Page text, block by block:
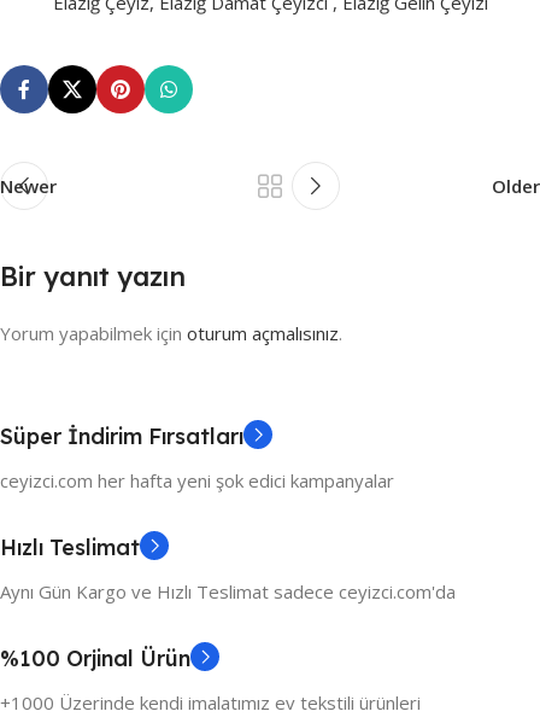
Newer Older
Bir yanıt yazın
Yorum yapabilmek için oturum açmalısınız.
Süper İndirim Fırsatları
ceyizci.com her hafta yeni şok edici kampanyalar
Hızlı Teslimat
Aynı Gün Kargo ve Hızlı Teslimat sadece ceyizci.com'da
%100 Orjinal Ürün
+1000 Üzerinde kendi imalatımız ev tekstili ürünleri